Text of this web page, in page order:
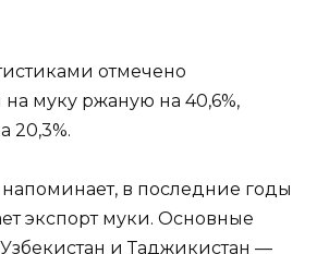
отмечено
муку ржаную на 40,6%,
20,3%.
напоминает, в последние годы
экспорт муки. Основные
и Таджикистан —